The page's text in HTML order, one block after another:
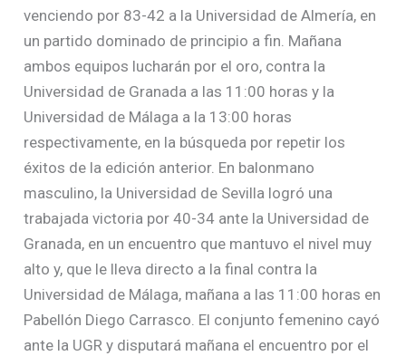
venciendo por 83-42 a la Universidad de Almería, en
un partido dominado de principio a fin. Mañana
ambos equipos lucharán por el oro, contra la
Universidad de Granada a las 11:00 horas y la
Universidad de Málaga a la 13:00 horas
respectivamente, en la búsqueda por repetir los
éxitos de la edición anterior. En balonmano
masculino, la Universidad de Sevilla logró una
trabajada victoria por 40-34 ante la Universidad de
Granada, en un encuentro que mantuvo el nivel muy
alto y, que le lleva directo a la final contra la
Universidad de Málaga, mañana a las 11:00 horas en
Pabellón Diego Carrasco. El conjunto femenino cayó
ante la UGR y disputará mañana el encuentro por el